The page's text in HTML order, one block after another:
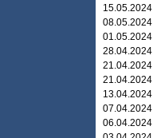
15.05.2024
08.05.2024
01.05.2024
28.04.2024
21.04.2024
21.04.2024
13.04.2024
07.04.2024
06.04.2024